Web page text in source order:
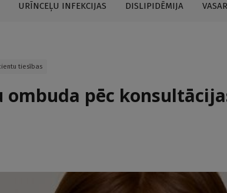
URĪNCEĻU INFEKCIJAS DISLIPIDĒMIJA
tiesības
ombuda pēc